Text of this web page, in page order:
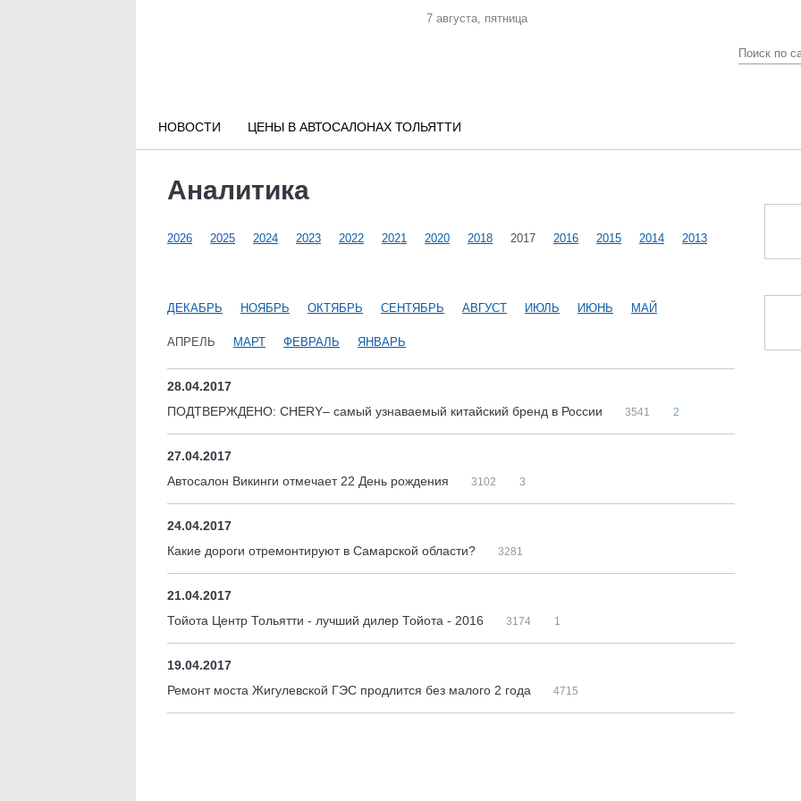
7 августа, пятница
НОВОСТИ ЦЕНЫ В АВТОСАЛОНАХ ТОЛЬЯТТИ
Аналитика
2026 2025 2024 2023 2022 2021 2020 2018 2017 2016 2015 2014 2013
ДЕКАБРЬ НОЯБРЬ ОКТЯБРЬ СЕНТЯБРЬ АВГУСТ ИЮЛЬ ИЮНЬ МАЙ
АПРЕЛЬ МАРТ ФЕВРАЛЬ ЯНВАРЬ
28.04.2017
ПОДТВЕРЖДЕНО: CHERY– самый узнаваемый китайский бренд в России
3541 2
27.04.2017
Автосалон Викинги отмечает 22 День рождения
3102 3
24.04.2017
Какие дороги отремонтируют в Самарской области?
3281
21.04.2017
Тойота Центр Тольятти - лучший дилер Тойота - 2016
3174 1
19.04.2017
Ремонт моста Жигулевской ГЭС продлится без малого 2 года
4715